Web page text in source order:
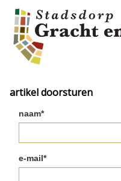
artikel doorsturen
naam*
e-mail*